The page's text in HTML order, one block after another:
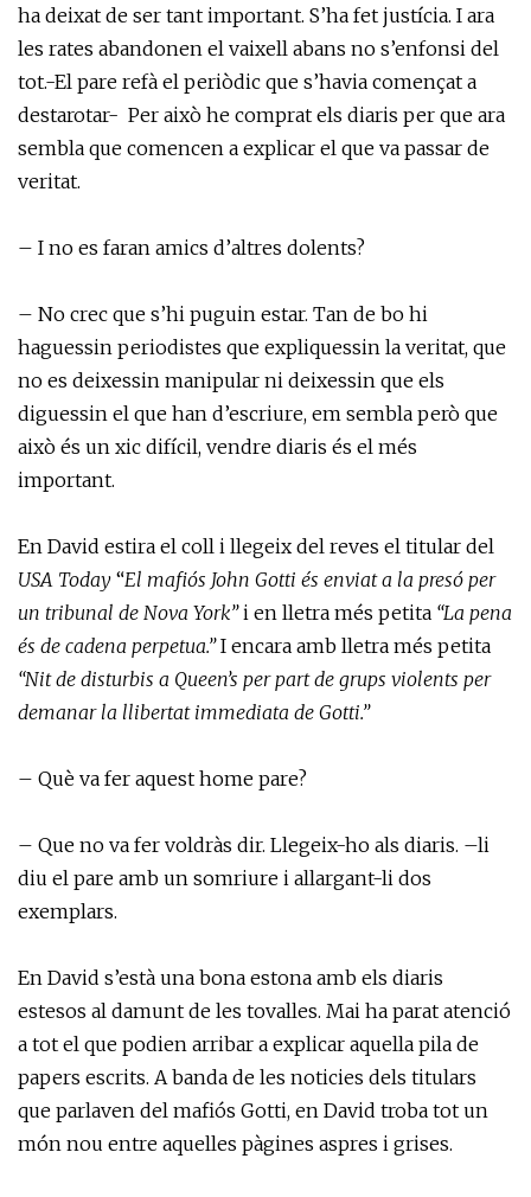
ha deixat de ser tant important. S’ha fet justícia. I ara
les rates abandonen el vaixell abans no s’enfonsi del
tot.-El pare refà el periòdic que s’havia començat a
destarotar- Per això he comprat els diaris per que ara
sembla que comencen a explicar el que va passar de
veritat.
– I no es faran amics d’altres dolents?
– No crec que s’hi puguin estar. Tan de bo hi
haguessin periodistes que expliquessin la veritat, que
no es deixessin manipular ni deixessin que els
diguessin el que han d’escriure, em sembla però que
això és un xic difícil, vendre diaris és el més
important.
En David estira el coll i llegeix del reves el titular del
USA Today “El mafiós John Gotti és enviat a la presó per
un tribunal de Nova York”i en lletra més petita “La pena
és de cadena perpetua.”I encara amb lletra més petita
“Nit de disturbis a Queen’s per part de grups violents per
demanar la llibertat immediata de Gotti.”
– Què va fer aquest home pare?
– Que no va fer voldràs dir. Llegeix-ho als diaris. –li
diu el pare amb un somriure i allargant-li dos
exemplars.
En David s’està una bona estona amb els diaris
estesos al damunt de les tovalles. Mai ha parat atenció
a tot el que podien arribar a explicar aquella pila de
papers escrits. A banda de les noticies dels titulars
que parlaven del mafiós Gotti, en David troba tot un
món nou entre aquelles pàgines aspres i grises.